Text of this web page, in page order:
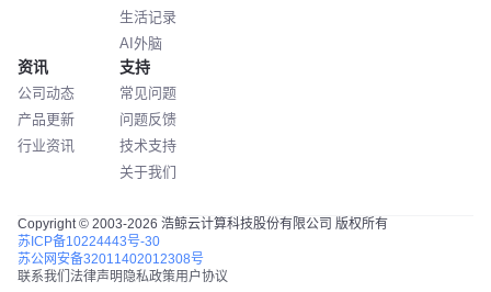
生活记录
AI外脑
资讯
公司动态
产品更新
行业资讯
支持
常见问题
问题反馈
技术支持
关于我们
Copyright © 2003-2026 浩鲸云计算科技股份有限公司 版权所有
苏ICP备10224443号-30
苏公网安备32011402012308号
联系我们 法律声明 隐私政策用户协议